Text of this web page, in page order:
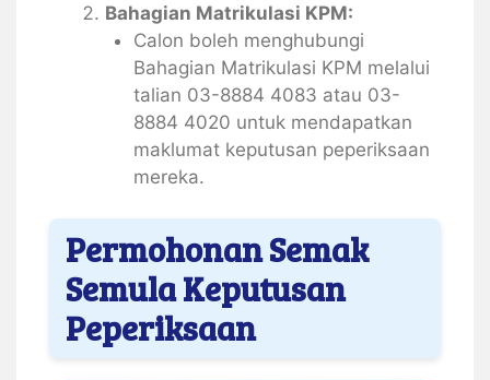
Bahagian Matrikulasi KPM:
Calon boleh menghubungi
Bahagian Matrikulasi KPM melalui
talian 03-8884 4083 atau 03-
8884 4020 untuk mendapatkan
maklumat keputusan peperiksaan
mereka.
Permohonan Semak
Semula Keputusan
Peperiksaan